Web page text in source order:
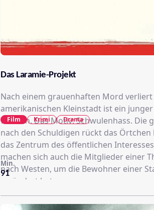
Das Laramie-Projekt
Nach einem grauenhaften Mord
amerikanischen Kleinstadt ist ein
worden. Das Motiv: Schwulenhass. Die
nach den Schuldigen rückt das
das Zentrum des öffentlichen
machen sich auch die Mitglieder einer
nach Westen, um die Bewohner einer
verändert hat …
91
Min.
Film Krimi Drama